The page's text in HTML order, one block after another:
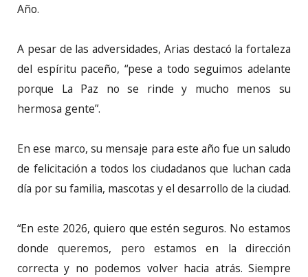
Año.
A pesar de las adversidades, Arias destacó la fortaleza
del espíritu paceño, “pese a todo seguimos adelante
porque La Paz no se rinde y mucho menos su
hermosa gente”.
En ese marco, su mensaje para este año fue un saludo
de felicitación a todos los ciudadanos que luchan cada
día por su familia, mascotas y el desarrollo de la ciudad.
“En este 2026, quiero que estén seguros. No estamos
donde queremos, pero estamos en la dirección
correcta y no podemos volver hacia atrás. Siempre